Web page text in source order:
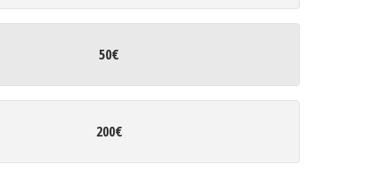
50€
200€